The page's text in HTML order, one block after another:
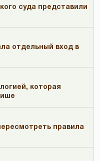
суда представили
отдельный вход в
которая
правила